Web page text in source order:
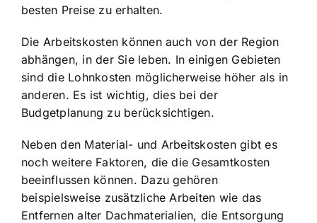
besten Preise zu erhalten.
Die Arbeitskosten können auch von der Region
abhängen, in der Sie leben. In einigen Gebieten
sind die Lohnkosten möglicherweise höher als in
anderen. Es ist wichtig, dies bei der
Budgetplanung zu berücksichtigen.
Neben den Material- und Arbeitskosten gibt es
noch weitere Faktoren, die die Gesamtkosten
beeinflussen können. Dazu gehören
beispielsweise zusätzliche Arbeiten wie das
Entfernen alter Dachmaterialien, die Entsorgung